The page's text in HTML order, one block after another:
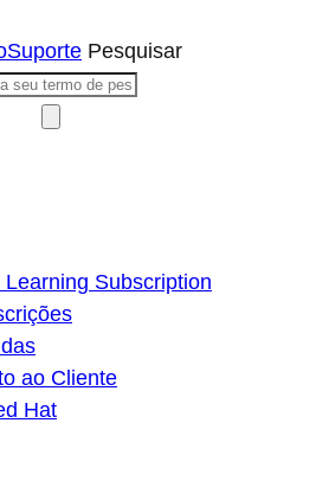
Suporte Pesquisar
Subscription
ao Cliente
Hat